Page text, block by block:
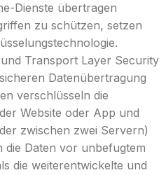
Dienste übertragen
zu schützen, setzen
Transport Layer Security
Datenübertragung
verschlüsseln die
Website oder App und
zwischen zwei Servern)
Daten vor unbefugtem
die weiterentwickelte und